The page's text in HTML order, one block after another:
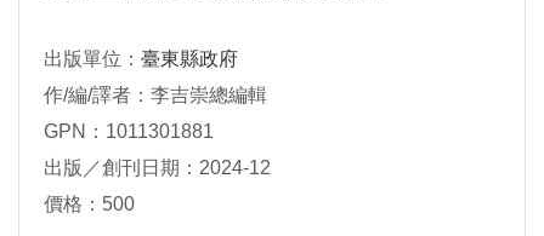
出版單位： 臺東縣政府
作/編/譯者：李吉崇總編輯
GPN：1011301881
出版／創刊日期：2024-12
價格：500